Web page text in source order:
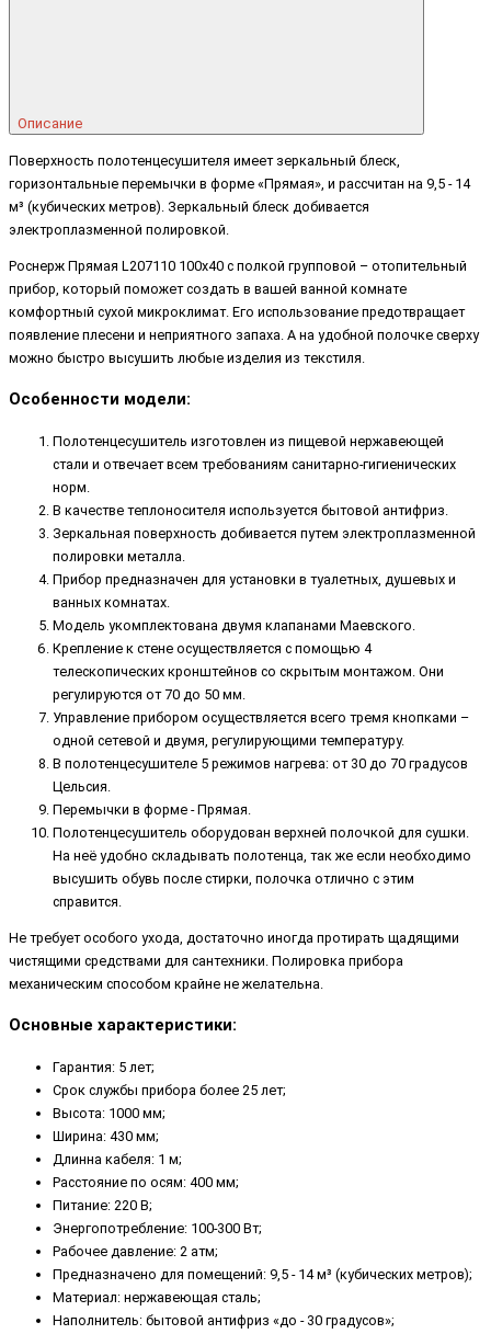
Описание
Поверхность полотенцесушителя имеет зеркальный блеск,
горизонтальные перемычки в форме «Прямая», и рассчитан на 9,5 - 14
м³ (кубических метров). Зеркальный блеск добивается
электроплазменной полировкой.
Роснерж Прямая L207110 100x40 с полкой групповой – отопительный
прибор, который поможет создать в вашей ванной комнате
комфортный сухой микроклимат. Его использование предотвращает
появление плесени и неприятного запаха. А на удобной полочке сверху
можно быстро высушить любые изделия из текстиля.
Особенности модели:
Полотенцесушитель изготовлен из пищевой нержавеющей
стали и отвечает всем требованиям санитарно-гигиенических
норм.
В качестве теплоносителя используется бытовой антифриз.
Зеркальная поверхность добивается путем электроплазменной
полировки металла.
Прибор предназначен для установки в туалетных, душевых и
ванных комнатах.
Модель укомплектована двумя клапанами Маевского.
Крепление к стене осуществляется с помощью 4
телескопических кронштейнов со скрытым монтажом. Они
регулируются от 70 до 50 мм.
Управление прибором осуществляется всего тремя кнопками –
одной сетевой и двумя, регулирующими температуру.
В полотенцесушителе 5 режимов нагрева: от 30 до 70 градусов
Цельсия.
Перемычки в форме - Прямая.
Полотенцесушитель оборудован верхней полочкой для сушки.
На неё удобно складывать полотенца, так же если необходимо
высушить обувь после стирки, полочка отлично с этим
справится.
Не требует особого ухода, достаточно иногда протирать щадящими
чистящими средствами для сантехники. Полировка прибора
механическим способом крайне не желательна.
Основные характеристики:
Гарантия: 5 лет;
Срок службы прибора более 25 лет;
Высота: 1000 мм;
Ширина: 430 мм;
Длинна кабеля: 1 м;
Расстояние по осям: 400 мм;
Питание: 220 В;
Энергопотребление: 100-300 Вт;
Рабочее давление: 2 атм;
Предназначено для помещений: 9,5 - 14 м³ (кубических метров);
Материал: нержавеющая сталь;
Наполнитель: бытовой антифриз «до - 30 градусов»;